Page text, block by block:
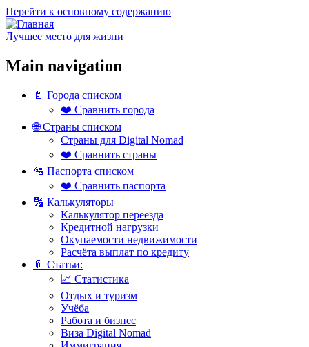
Перейти к основному содержанию
Лучшее место для жизни
Main navigation
📄 Города списком
❤️ Сравнить города
🌐 Страны списком
Страны для Digital Nomad
❤️ Сравнить страны
🛂 Паспорта списком
❤️ Сравнить паспорта
🔢 Калькуляторы
Калькулятор переезда
Кредитной нагрузки
Окупаемости недвижимости
Расчёта выплат по кредиту
📎 Статьи:
📈 Статистика
Отдых и туризм
Учёба
Работа и бизнес
Виза Digital Nomad